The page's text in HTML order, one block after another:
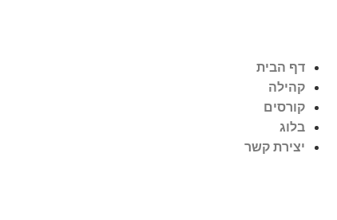
דף הבית
קהילה
קורסים
בלוג
יצירת קשר